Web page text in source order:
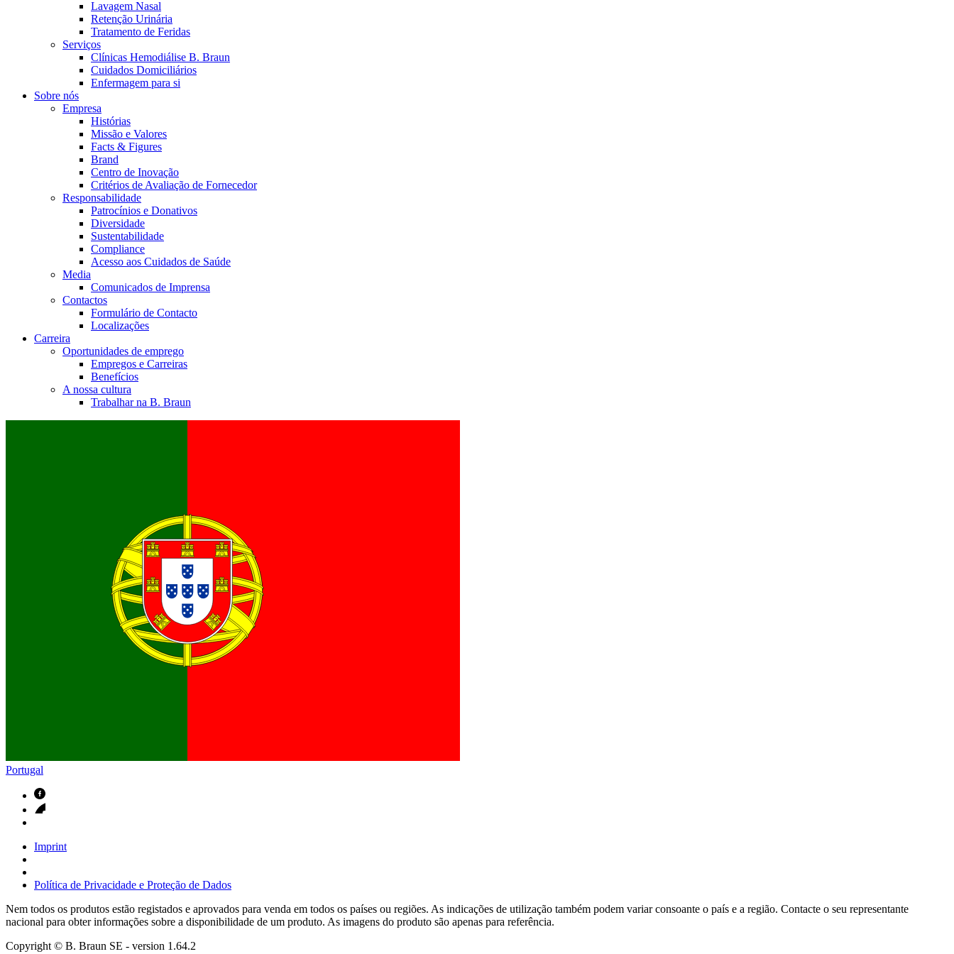
Catálogo de Produtos
Encontre o produto que procura. Visite o catálogo de produtos da B. Braun com o nosso portfólio completo.
Centro de Inovação
Vamos impulsionar juntos a inovação na tecnologia médica. Saiba mais sobre o nosso centro de inovação e apresente a sua ideia.
Lavagem Nasal
Retenção Urinária
Tratamento de Feridas
Serviços
Clínicas Hemodiálise B. Braun
Cuidados Domiciliários
Enfermagem para si
Sobre nós
Empresa
Histórias
Missão e Valores
Facts & Figures
Brand
Centro de Inovação
Critérios de Avaliação de Fornecedor
Responsabilidade
Patrocínios e Donativos
Diversidade
Sustentabilidade
Compliance
Acesso aos Cuidados de Saúde
Media
Comunicados de Imprensa
Contactos
Formulário de Contacto
Localizações
Carreira
Oportunidades de emprego
Empregos e Carreiras
Benefícios
A nossa cultura
Trabalhar na B. Braun
Portugal
Imprint
Política de Privacidade e Proteção de Dados
Nem todos os produtos estão registados e aprovados para venda em todos os países ou regiões. As indicações de utilização também podem variar consoante o país e a região. Contacte o seu representante
nacional para obter informações sobre a disponibilidade de um produto. As imagens do produto são apenas para referência.
Copyright © B. Braun SE - version 1.64.2